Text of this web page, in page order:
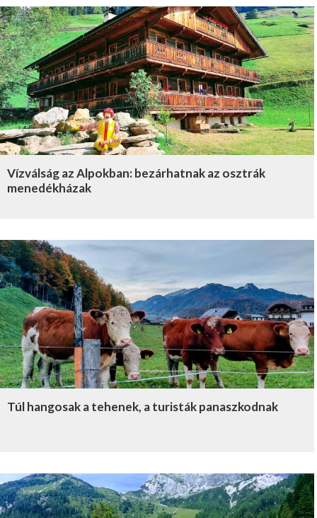
Vízválság az Alpokban: bezárhatnak az osztrák
menedékházak
Túl hangosak a tehenek, a turisták panaszkodnak